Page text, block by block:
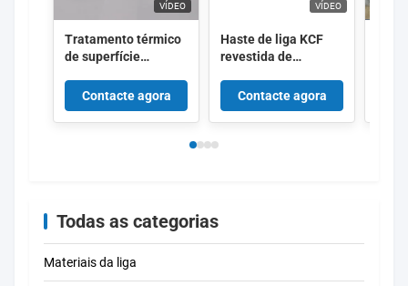
VÍDEO
Tratamento térmico
de superfície
matéria-prima para
pinos e mangas KCF
Contacte agora
VÍDEO
Haste de liga KCF
revestida de
resistência ao
choque térmico e
comprimento
Contacte agora
Todas as categorias
Materiais da liga